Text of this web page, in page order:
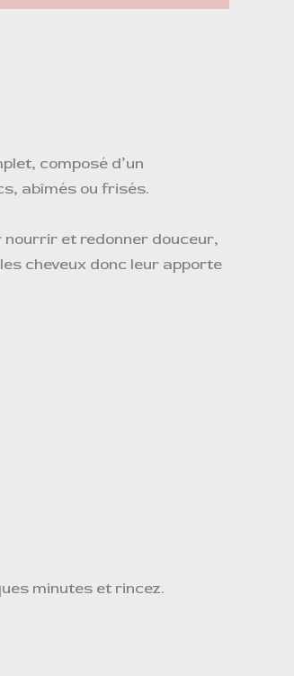
composé d’un
abîmés ou frisés.
nourrir et redonner douceur,
cheveux donc leur apporte
minutes et rincez.